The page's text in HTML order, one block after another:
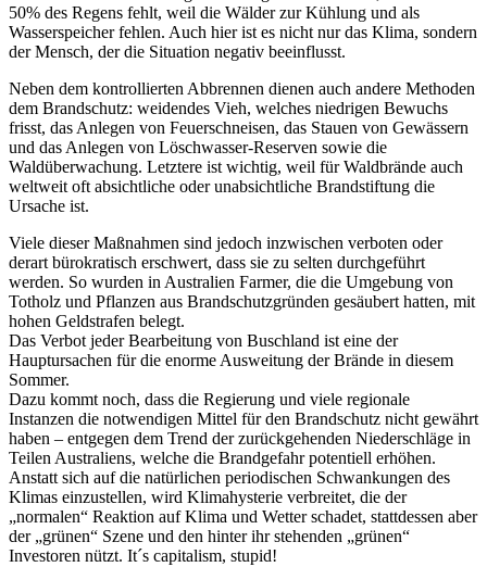
50% des Regens fehlt, weil die Wälder zur Kühlung und als
Wasserspeicher fehlen. Auch hier ist es nicht nur das Klima, sondern
der Mensch, der die Situation negativ beeinflusst.
Neben dem kontrollierten Abbrennen dienen auch andere Methoden
dem Brandschutz: weidendes Vieh, welches niedrigen Bewuchs
frisst, das Anlegen von Feuerschneisen, das Stauen von Gewässern
und das Anlegen von Löschwasser-Reserven sowie die
Waldüberwachung. Letztere ist wichtig, weil für Waldbrände auch
weltweit oft absichtliche oder unabsichtliche Brandstiftung die
Ursache ist.
Viele dieser Maßnahmen sind jedoch inzwischen verboten oder
derart bürokratisch erschwert, dass sie zu selten durchgeführt
werden. So wurden in Australien Farmer, die die Umgebung von
Totholz und Pflanzen aus Brandschutzgründen gesäubert hatten, mit
hohen Geldstrafen belegt.
Das Verbot jeder Bearbeitung von Buschland ist eine der
Hauptursachen für die enorme Ausweitung der Brände in diesem
Sommer.
Dazu kommt noch, dass die Regierung und viele regionale
Instanzen die notwendigen Mittel für den Brandschutz nicht gewährt
haben – entgegen dem Trend der zurückgehenden Niederschläge in
Teilen Australiens, welche die Brandgefahr potentiell erhöhen.
Anstatt sich auf die natürlichen periodischen Schwankungen des
Klimas einzustellen, wird Klimahysterie verbreitet, die der
„normalen“ Reaktion auf Klima und Wetter schadet, stattdessen aber
der „grünen“ Szene und den hinter ihr stehenden „grünen“
Investoren nützt. It´s capitalism, stupid!